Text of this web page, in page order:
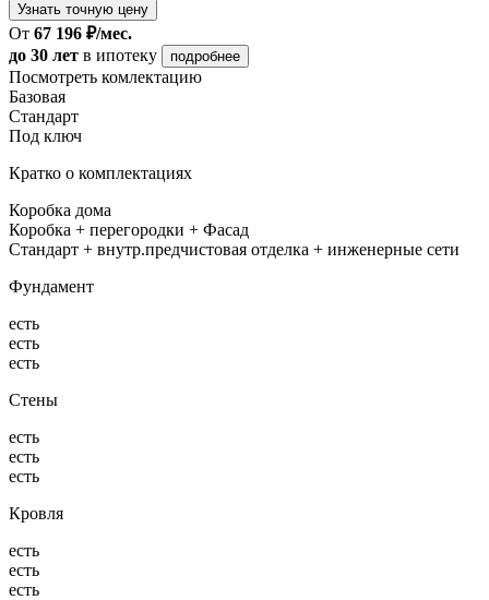
Узнать точную цену
От 67 196 ₽/мес.
до 30 лет в ипотеку подробнее
Посмотреть комлектацию
Базовая
Стандарт
Под ключ
Кратко о комплектациях
Коробка дома
Коробка + перегородки + Фасад
Стандарт + внутр.предчистовая отделка + инженерные сети
Фундамент
есть
есть
есть
Стены
есть
есть
есть
Кровля
есть
есть
есть